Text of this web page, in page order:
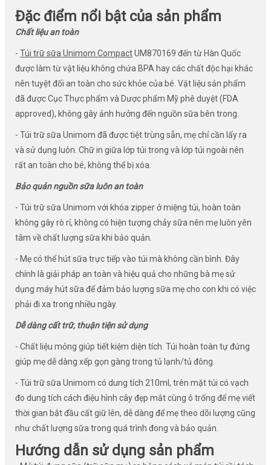
Đặc điểm nổi bật của sản phẩm
Chất liệu an toàn
- Túi trữ sữa Unimom CompactUM870169 đến từ Hàn Quốc
được làm từ vật liệu không chứa BPA hay các chất độc hại khác
nên tuyệt đối an toàn cho sức khỏe của bé. Vật liệu sản phẩm
đã được Cục Thực phẩm và Dược phẩm Mỹ phê duyệt (FDA
approved), không gây ảnh hưởng đến nguồn sữa bên trong.
- Túi trữ sữa Unimom đã được tiệt trùng sẵn, mẹ chỉ cần lấy ra
và sử dụng luôn. Chữ in giữa lớp túi trong và lớp túi ngoài nên
rất an toàn cho bé, không thể bị xóa.
Bảo quản nguồn sữa luôn an toàn
- Túi trữ sữa Unimom với khóa zipper ở miệng túi, hoàn toàn
không gây rò rỉ, không có hiện tượng chảy sữa nên mẹ luôn yên
tâm vềchất lượng sữa khi bảo quản.
- Mẹ có thể hút sữa trực tiếp vào túi mà không cần bình. Đây
chính là giải pháp an toàn và hiệu quả cho những bà mẹ sử
dụng máy hút sữa để đảm bảo lượng sữa mẹ cho con khi có việc
phải đi xa trong nhiều ngày.
Dễ dàng cất trữ, thuận tiện sử dụng
- Chất liệu mỏng giúp tiết kiệm diện tích. Túi hoàn toàn tự đứng
giúp mẹ dễ dàng xếp gọn gàng trong tủ lạnh/tủ đông.
- Túi trữ sữa Unimom có dung tích 210ml, trên mặt túi có vạch
đo dung tích cách điệu hình cây đẹp mắt cùng ô trống để mẹ viết
thời gian bắt đầu cất giữ lên, dễ dàng để mẹ theo dõi lượng cũng
như chất lượng sữa trong quá trình đong và bảo quản.
Hướng dẫn sử dụng sản phẩm